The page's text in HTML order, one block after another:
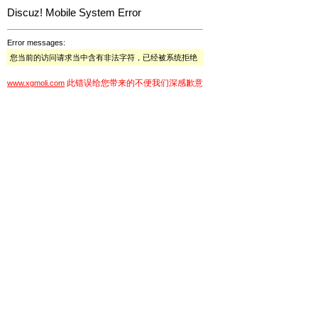
Discuz! Mobile System Error
Error messages:
您当前的访问请求当中含有非法字符，已经被系统拒绝
www.xgmoli.com 此错误给您带来的不便我们深感歉意